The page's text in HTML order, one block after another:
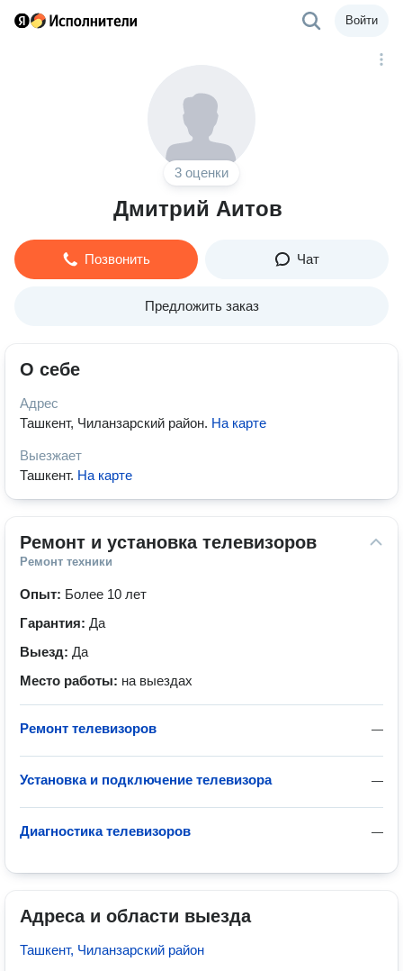
Войти
3 оценки
Дмитрий Аитов
Позвонить Чат
Предложить заказ
О себе
Адрес
Ташкент, Чиланзарский район. На карте
Выезжает
Ташкент. На карте
Ремонт и установка телевизоров
Ремонт техники
Опыт: Более 10 лет
Гарантия: Да
Выезд: Да
Место работы: на выездах
—
Ремонт телевизоров
—
Установка и подключение телевизора
—
Диагностика телевизоров
Адреса и области выезда
Ташкент, Чиланзарский район